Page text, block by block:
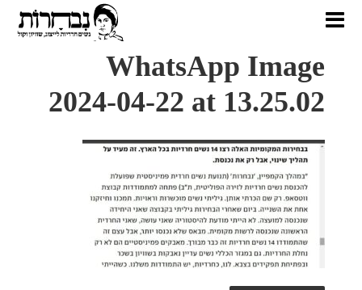
WhatsApp Image
2024-04-22 at 13.25.02